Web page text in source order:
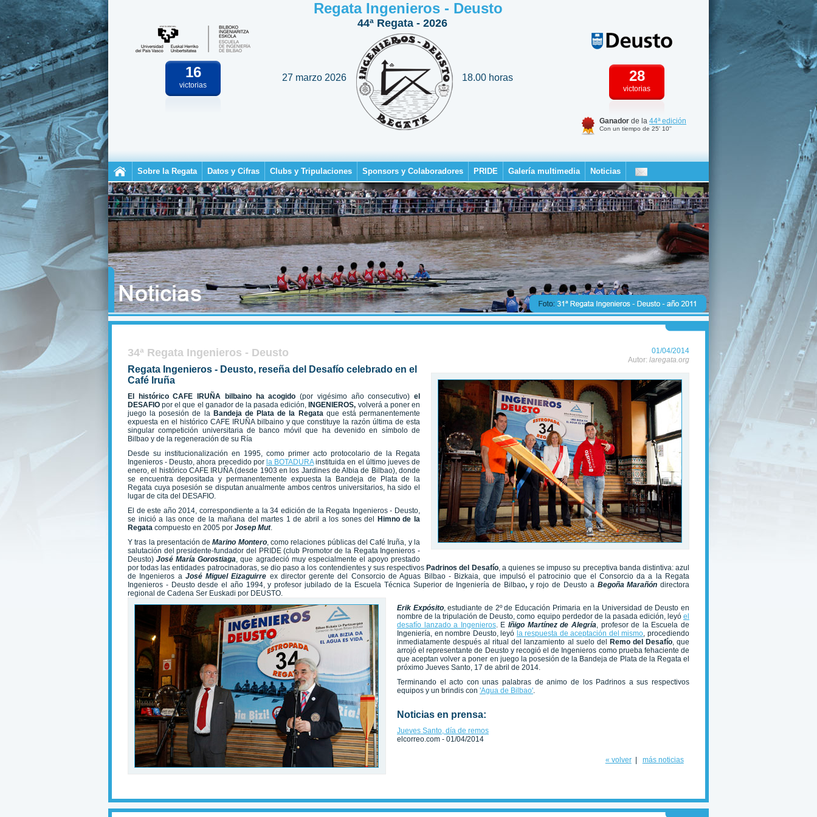
16
victorias
Regata Ingenieros - Deusto
44ª Regata - 2026
27 marzo 2026 18.00 horas 28
victorias
Ganador de la 44ª edición
Con un tiempo de 25' 10''
Sobre la Regata Datos y Cifras Clubs y Tripulaciones Sponsors y Colaboradores PRIDE Galería multimedia Noticias
34ª Regata Ingenieros - Deusto
01/04/2014
Autor: laregata.org
Regata Ingenieros - Deusto, reseña del Desafío celebrado en el
Café Iruña
El histórico CAFE IRUÑA bilbaino ha acogido(por vigésimo año consecutivo)el
DESAFIOpor el que el ganador de la pasada edición, INGENIEROS, volverá a poner en
juego la posesión de la Bandeja de Plata de la Regata que está permanentemente
expuesta en el histórico CAFE IRUÑA bilbaino y que constituye la razón última de esta
singular competición universitaria de banco móvil que ha devenido en símbolo de
Bilbao y de la regeneración de su Ría
Desde su institucionalización en 1995, como primer acto protocolario de la Regata
Ingenieros - Deusto, ahora precedido por la BOTADURAinstituida en el último jueves de
enero, el histórico CAFE IRUÑA (desde 1903 en los Jardines de Albia de Bilbao), donde
se encuentra depositada y permanentemente expuesta la Bandeja de Plata de la
Regata cuya posesión se disputan anualmente ambos centros universitarios, ha sido el
lugar de cita del DESAFIO.
El de este año 2014, correspondiente a la 34 edición de la Regata Ingenieros - Deusto,
se inició a las once de la mañana del martes 1 de abril a los sones del
Himno de la
Regata compuesto en 2005 por Josep Mut.
Y tras la presentación deMarino Montero, como relaciones públicas del Café Iruña, y la
salutación del presidente-fundador del PRIDE (club Promotor de la Regata Ingenieros -
Deusto)José María Gorostiaga, que agradeció muy especialmente el apoyo prestado
por todas las entidades patrocinadoras, se dio paso a los contendientes y sus respectivos Padrinos del Desafío, a quienes se impuso su preceptiva banda distintiva: azul
de Ingenieros a José Miguel Eizaguirre ex director gerente del Consorcio de Aguas Bilbao - Bizkaia, que impulsó el patrocinio que el Consorcio da a la Regata
Ingenieros - Deusto desde el año 1994, y profesor jubilado de la Escuela Técnica Superior de Ingeniería de Bilbao, y rojo de Deusto a Begoña Marañóndirectora
regional de Cadena Ser Euskadi por DEUSTO.
Erik Expósito, estudiante de 2º de Educación Primaria en la Universidad de Deusto en
nombre de la tripulación de Deusto, como equipo perdedor de la pasada edición, leyó el
desafío lanzado a Ingenieros. EIñigo Martínez de Alegría, profesor de la Escuela de
Ingeniería, en nombre Deusto, leyó la respuesta de aceptación del mismo, procediendo
inmediatamente después al ritual del lanzamiento al suelo del
Remo del Desafío, que
arrojó el representante de Deusto y recogió el de Ingenieros como prueba fehaciente de
que aceptan volver a poner en juego la posesión de la Bandeja de Plata de la Regata el
próximo Jueves Santo, 17 de abril de 2014.
Terminando el acto con unas palabras de animo de los Padrinos a sus respectivos
equipos y un brindis con 'Agua de Bilbao'.
Noticias en prensa:
Jueves Santo, día de remos
elcorreo.com - 01/04/2014
« volver| más noticias